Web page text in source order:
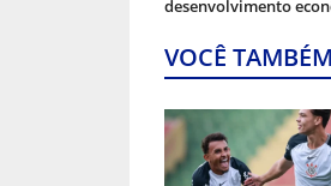
desenvolvimento
VOCÊ